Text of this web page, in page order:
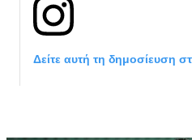
Δείτε αυτή τη δημοσίευση